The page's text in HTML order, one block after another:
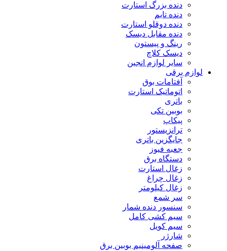
دنده بزرگ استارت
دنده تایم
دنده دوقلو استارت
دنده مقابل دیسک
رینگ و پیستون
دیسک کلاچ
سایر لوازم انجین
لوازم برقی
آفتامات بوق
اتوماتیک استارت
باتری
بوبین تکی
پیکاپ
ترانزیستور
جایگزین باتری
جعبه فیوز
دستگاه برق
زغال استارت
زغال چراغ
زغال کیلومتر
سر شمع
سنسور دنده شمار
سیم کشی کامل
سیم کویل
شارژر
صفحه آلومینیم بوبین برق